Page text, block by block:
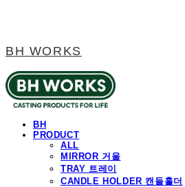
BH WORKS
BH
PRODUCT
ALL
MIRROR 거울
TRAY 트레이
CANDLE HOLDER 캔들홀더